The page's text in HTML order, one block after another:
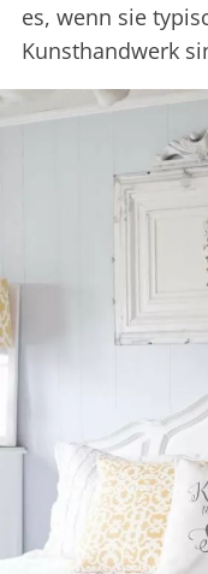
es, wenn sie
Kunsthandwerk